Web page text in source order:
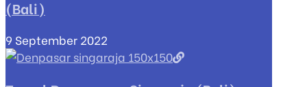
(Bali)
9 September 2022